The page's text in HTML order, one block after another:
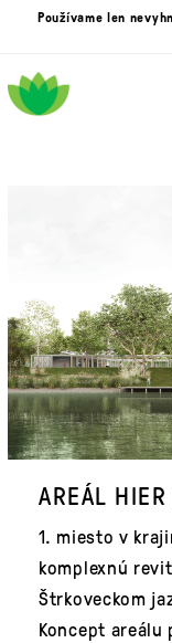
Používame len
AREÁL
1. miesto v
komplexnú
Štrkoveckom
Koncept areálu